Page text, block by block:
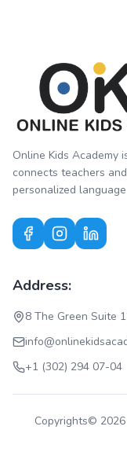
Online Kids Academy
connects teachers
personalized
Address:
8 The Green Suite
+1 (302) 294 07-04
Copyrights© 2026